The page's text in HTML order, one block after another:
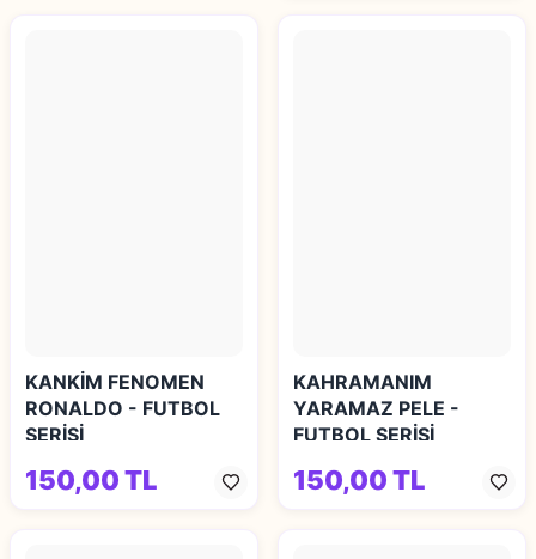
KANKİM FENOMEN
RONALDO - FUTBOL
SERİSİ
150,00 TL
KAHRAMANIM
YARAMAZ PELE -
FUTBOL SERİSİ
150,00 TL